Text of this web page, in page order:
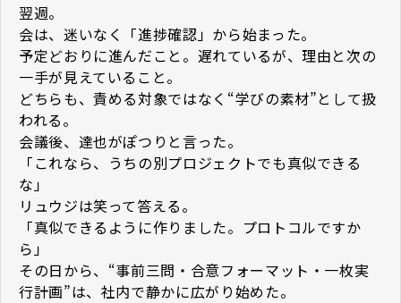
翌週。
会は、迷いなく「進捗確認」から始まった。
予定どおりに進んだこと。遅れているが、理由と次の
一手が見えていること。
どちらも、責める対象ではなく“学びの素材”として扱
われる。
会議後、達也がぽつりと言った。
「これなら、うちの別プロジェクトでも真似できる
な」
リュウジは笑って答える。
「真似できるように作りました。プロトコルですか
ら」
その日から、“事前三問・合意フォーマット・一枚実
行計画”は、社内で静かに広がり始めた。